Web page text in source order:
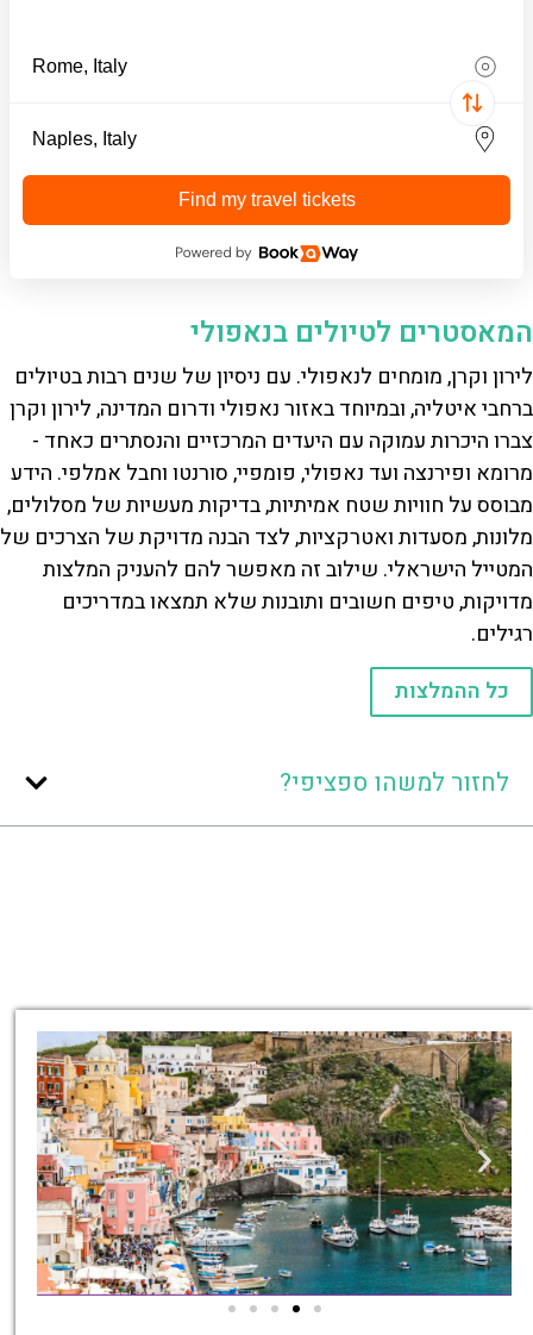
Find my travel tickets
המאסטרים לטיולים בנאפולי
לירון וקרן, מומחים לנאפולי. עם ניסיון של שנים רבות בטיולים
ברחבי איטליה, ובמיוחד באזור נאפולי ודרום המדינה, לירון וקרן
צברו היכרות עמוקה עם היעדים המרכזיים והנסתרים כאחד -
מרומא ופירנצה ועד נאפולי, פומפיי, סורנטו וחבל אמלפי. הידע
מבוסס על חוויות שטח אמיתיות, בדיקות מעשיות של מסלולים,
מלונות, מסעדות ואטרקציות, לצד הבנה מדויקת של הצרכים של
המטייל הישראלי. שילוב זה מאפשר להם להעניק המלצות
מדויקות, טיפים חשובים ותובנות שלא תמצאו במדריכים
רגילים.
כל ההמלצות
לחזור למשהו ספציפי?